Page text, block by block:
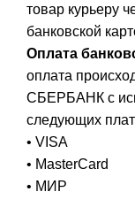
товар курьеру
банковской
Оплата
оплата
СБЕРБАНК с
следующих
• VISA
• MasterCard
• МИР